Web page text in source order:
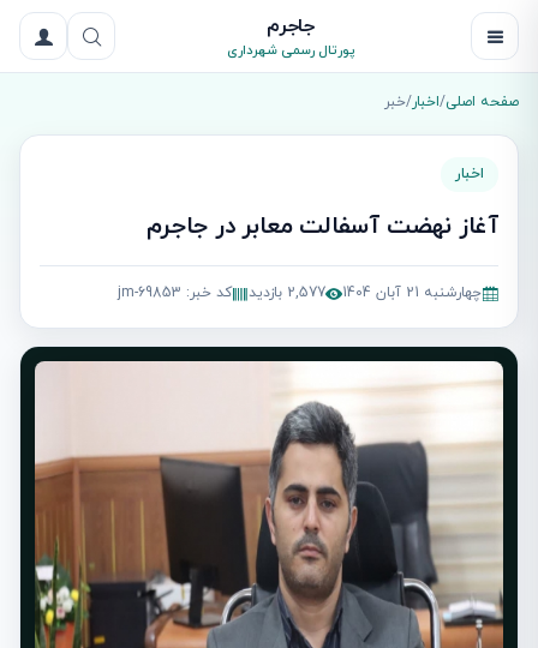
جاجرم
پورتال رسمی شهرداری
صفحه اصلی/اخبار/خبر
اخبار
آغاز نهضت آسفالت معابر در جاجرم
چهارشنبه 21 آبان 1404 2,577 بازدید کد خبر: jm-69853